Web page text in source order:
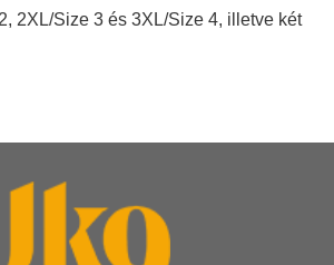
2XL/Size 3 és 3XL/Size 4, illetve két